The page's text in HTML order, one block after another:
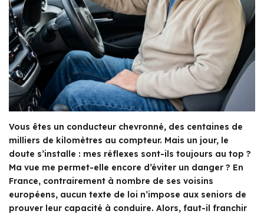
Vous êtes un conducteur chevronné, des centaines de
milliers de kilomètres au compteur. Mais un jour, le
doute s’installe : mes réflexes sont-ils toujours au top ?
Ma vue me permet-elle encore d’éviter un danger ? En
France, contrairement à nombre de ses voisins
européens, aucun texte de loi n’impose aux seniors de
prouver leur capacité à conduire. Alors, faut-il franchir